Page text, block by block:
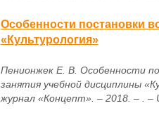
Особенности постановки
«Культурология»
Пенионжек Е. В. Особенности
занятия учебной дисциплины
журнал «Концепт». – 2018. – . –